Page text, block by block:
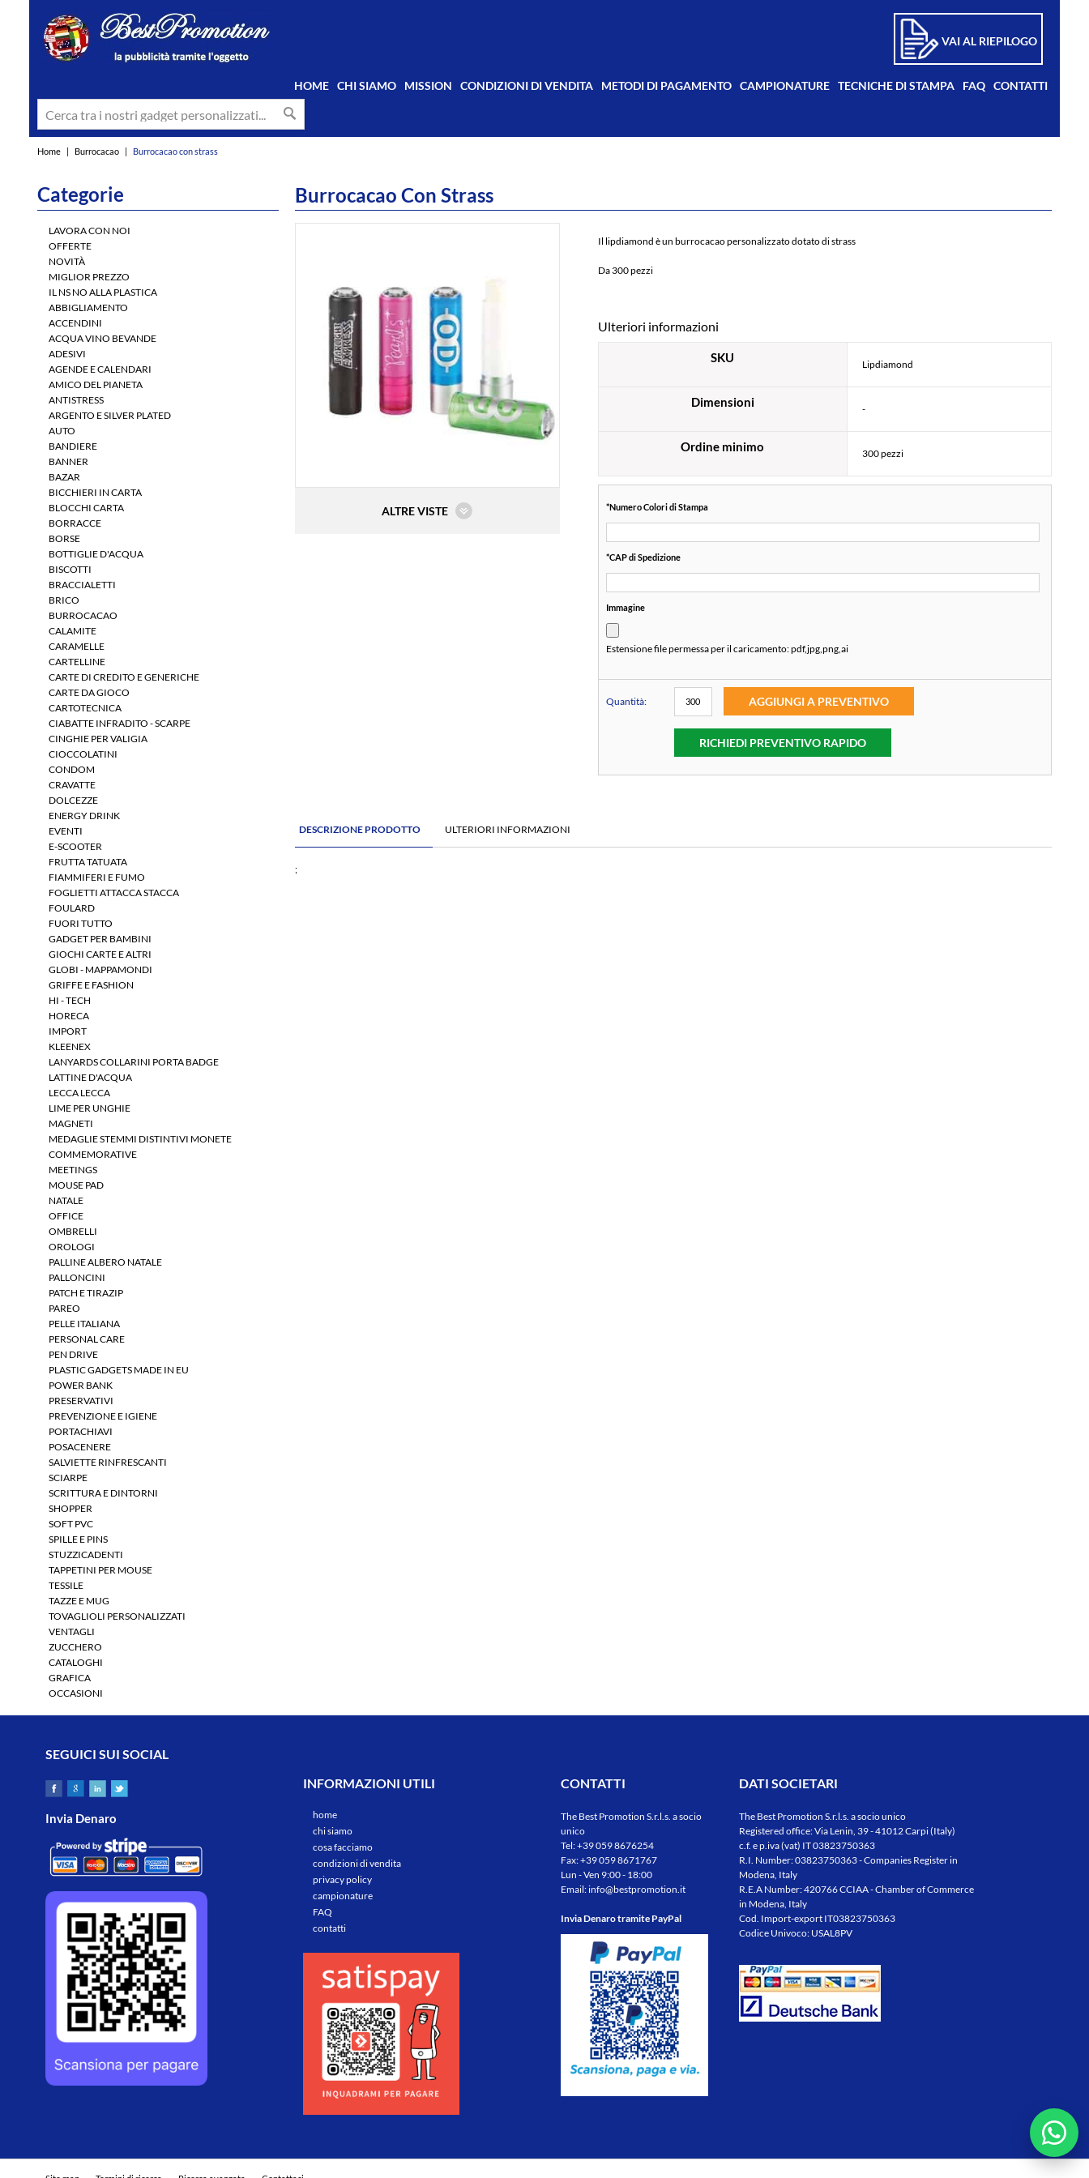
VAI AL RIEPILOGO
HOME CHI SIAMO MISSION CONDIZIONI DI VENDITA METODI DI PAGAMENTO CAMPIONATURE TECNICHE DI STAMPA FAQ CONTATTI
Home | Burrocacao | Burrocacao con strass
Burrocacao Con Strass
ALTRE VISTE
Il lipdiamond è un burrocacao personalizzato dotato di strass
Da 300 pezzi
Ulteriori informazioni
SKU Lipdiamond
Dimensioni -
Ordine minimo 300 pezzi
*Numero Colori di Stampa
*CAP di Spedizione
Immagine
Estensione file permessa per il caricamento:pdf,jpg,png,ai
Quantità: AGGIUNGI A PREVENTIVO
RICHIEDI PREVENTIVO RAPIDO
DESCRIZIONE PRODOTTO ULTERIORI INFORMAZIONI
;
Categorie
LAVORA CON NOI
OFFERTE
NOVITÀ
MIGLIOR PREZZO
IL NS NO ALLA PLASTICA
ABBIGLIAMENTO
ACCENDINI
ACQUA VINO BEVANDE
ADESIVI
AGENDE E CALENDARI
AMICO DEL PIANETA
ANTISTRESS
ARGENTO E SILVER PLATED
AUTO
BANDIERE
BANNER
BAZAR
BICCHIERI IN CARTA
BLOCCHI CARTA
BORRACCE
BORSE
BOTTIGLIE D'ACQUA
BISCOTTI
BRACCIALETTI
BRICO
BURROCACAO
CALAMITE
CARAMELLE
CARTELLINE
CARTE DI CREDITO E GENERICHE
CARTE DA GIOCO
CARTOTECNICA
CIABATTE INFRADITO - SCARPE
CINGHIE PER VALIGIA
CIOCCOLATINI
CONDOM
CRAVATTE
DOLCEZZE
ENERGY DRINK
EVENTI
E-SCOOTER
FRUTTA TATUATA
FIAMMIFERI E FUMO
FOGLIETTI ATTACCA STACCA
FOULARD
FUORI TUTTO
GADGET PER BAMBINI
GIOCHI CARTE E ALTRI
GLOBI - MAPPAMONDI
GRIFFE E FASHION
HI - TECH
HORECA
IMPORT
KLEENEX
LANYARDS COLLARINI PORTA BADGE
LATTINE D'ACQUA
LECCA LECCA
LIME PER UNGHIE
MAGNETI
MEDAGLIE STEMMI DISTINTIVI MONETE
COMMEMORATIVE
MEETINGS
MOUSE PAD
NATALE
OFFICE
OMBRELLI
OROLOGI
PALLINE ALBERO NATALE
PALLONCINI
PATCH E TIRAZIP
PAREO
PELLE ITALIANA
PERSONAL CARE
PEN DRIVE
PLASTIC GADGETS MADE IN EU
POWER BANK
PRESERVATIVI
PREVENZIONE E IGIENE
PORTACHIAVI
POSACENERE
SALVIETTE RINFRESCANTI
SCIARPE
SCRITTURA E DINTORNI
SHOPPER
SOFT PVC
SPILLE E PINS
STUZZICADENTI
TAPPETINI PER MOUSE
TESSILE
TAZZE E MUG
TOVAGLIOLI PERSONALIZZATI
VENTAGLI
ZUCCHERO
CATALOGHI
GRAFICA
OCCASIONI
SEGUICI SUI SOCIAL
Invia Denaro
INFORMAZIONI UTILI
home
chi siamo
cosa facciamo
condizioni di vendita
privacy policy
campionature
FAQ
contatti
CONTATTI
The Best Promotion S.r.l.s. a socio
unico
Tel:+39 059 8676254
Fax: +39 059 8671767
Lun - Ven 9:00 - 18:00
Email:info@bestpromotion.it
Invia Denaro tramite PayPal
DATI SOCIETARI
The Best Promotion S.r.l.s. a socio unico
Registered office: Via Lenin, 39 - 41012 Carpi (Italy)
c.f. e p.iva (vat) IT 03823750363
R.I. Number: 03823750363 - Companies Register in
Modena, Italy
R.E.A Number: 420766 CCIAA - Chamber of Commerce
in Modena, Italy
Cod. Import-export IT03823750363
Codice Univoco: USAL8PV